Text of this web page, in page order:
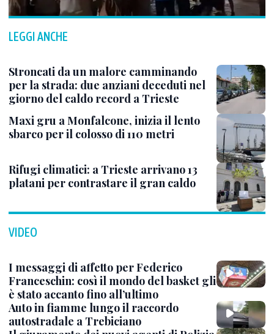
LEGGI ANCHE
Stroncati da un malore camminando
per la strada: due anziani deceduti nel
giorno del caldo record a Trieste
Maxi gru a Monfalcone, inizia il lento
sbarco per il colosso di 110 metri
Rifugi climatici: a Trieste arrivano 13
platani per contrastare il gran caldo
VIDEO
I messaggi di affetto per Federico
Franceschin: così il mondo del basket gli
è stato accanto fino all’ultimo
Auto in fiamme lungo il raccordo
autostradale a Trebiciano